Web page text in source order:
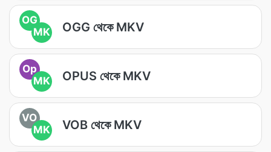
OG
MK
OGG থেকে MKV
Op
MK
OPUS থেকে MKV
VO
MK
VOB থেকে MKV